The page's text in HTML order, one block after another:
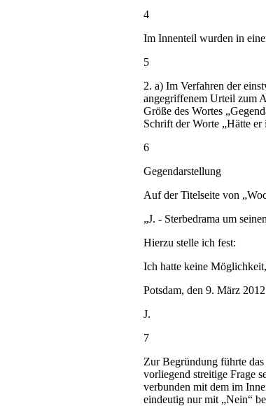
4
Im Innenteil wurden in
5
2. a) Im Verfahren der
angegriffenem Urteil zum
Größe des Wortes
Schrift der Worte „Hätte er
6
Gegendarstellung
Auf der Titelseite von
„J. - Sterbedrama um
Hierzu stelle ich fest:
Ich hatte keine
Potsdam, den 9. März 2012
J.
7
Zur Begründung führte
vorliegend streitige Frage
verbunden mit dem im
eindeutig nur mit „Nein“